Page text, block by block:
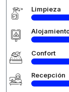
Limpieza
Confort
Recepción